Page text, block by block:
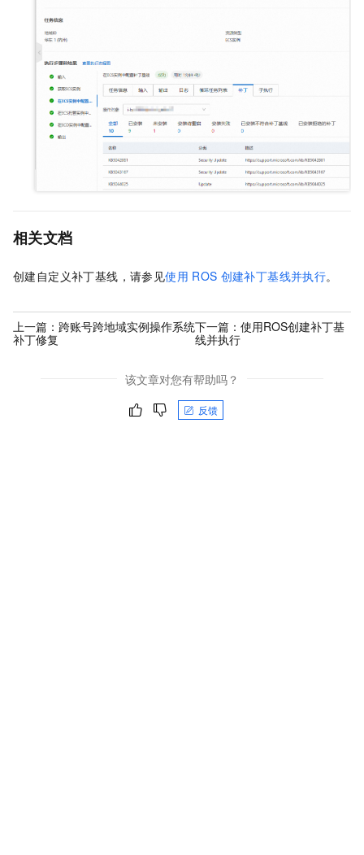
相关文档
创建自定义补丁基线，请参见使用 ROS 创建补丁基线并执行。
上一篇： 跨账号跨地域实例操作系统
补丁修复
下一篇： 使用ROS创建补丁基
线并执行
该文章对您有帮助吗？
反馈